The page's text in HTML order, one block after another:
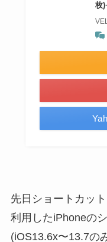
枚
先日ショートカッ
利用したiPhoneの
(iOS13.6x〜13.7の